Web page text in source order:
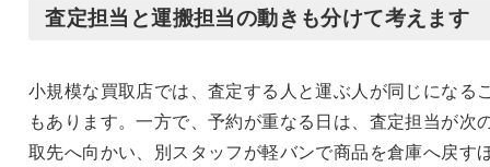
査定担当と運搬担当の動きも分けて考えます
小規模な買取店では、査定する人と運ぶ人が同じになる
もあります。一方で、予約が重なる日は、査定担当が次
取先へ向かい、別スタッフが軽バンで商品を倉庫へ戻す